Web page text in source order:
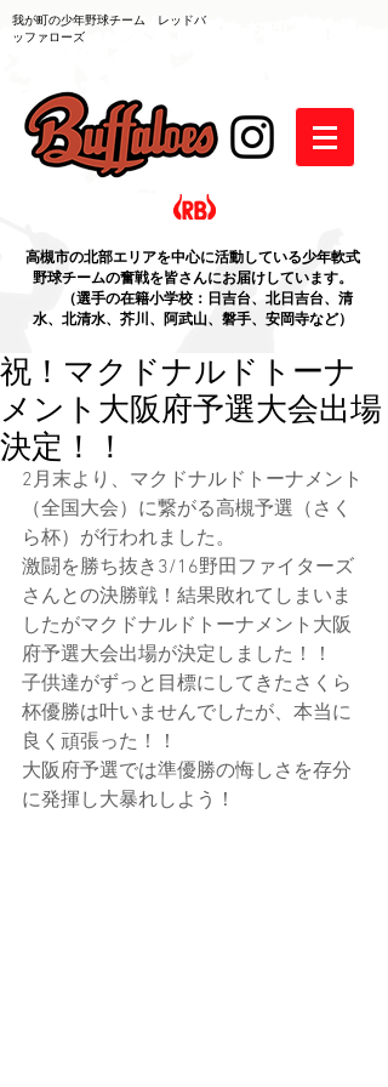
我が町の少年野球チーム レッドバ
ッファローズ
高槻市の北部エリアを中心に活動している少年軟式
野球チームの奮戦を皆さんにお届けしています。
（選手の在籍小学校：日吉台、北日吉台、清
水、北清水、芥川、阿武山、磐手、安岡寺など）
祝！マクドナルドトーナ
メント大阪府予選大会出場
決定！！
2月末より、マクドナルドトーナメント
（全国大会）に繋がる高槻予選（さく
ら杯）が行われました。
激闘を勝ち抜き3/16野田ファイターズ
さんとの決勝戦！結果敗れてしまいま
したがマクドナルドトーナメント大阪
府予選大会出場が決定しました！！
子供達がずっと目標にしてきたさくら
杯優勝は叶いませんでしたが、本当に
良く頑張った！！
大阪府予選では準優勝の悔しさを存分
に発揮し大暴れしよう！